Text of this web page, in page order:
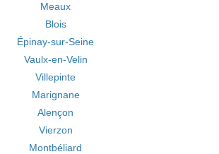
Meaux
Blois
Épinay-sur-Seine
Vaulx-en-Velin
Villepinte
Marignane
Alençon
Vierzon
Montbéliard